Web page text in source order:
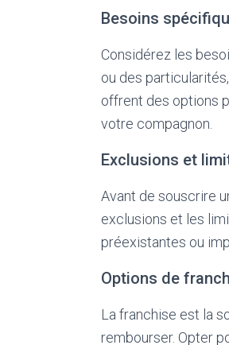
Besoins
Considérez les
ou des
offrent des options
votre compagnon.
Exclusions et
Avant de souscrire
exclusions et les
préexistantes ou
Options de
La franchise est la
rembourser. Opter